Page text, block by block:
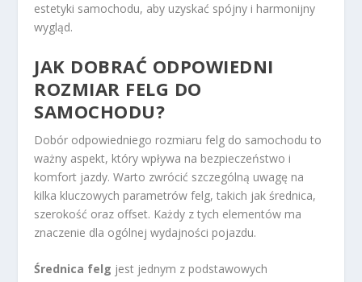
estetyki samochodu, aby uzyskać spójny i harmonijny
wygląd.
JAK DOBRAĆ ODPOWIEDNI
ROZMIAR FELG DO
SAMOCHODU?
Dobór odpowiedniego rozmiaru felg do samochodu to
ważny aspekt, który wpływa na bezpieczeństwo i
komfort jazdy. Warto zwrócić szczególną uwagę na
kilka kluczowych parametrów felg, takich jak średnica,
szerokość oraz offset. Każdy z tych elementów ma
znaczenie dla ogólnej wydajności pojazdu.
Średnica felg jest jednym z podstawowych